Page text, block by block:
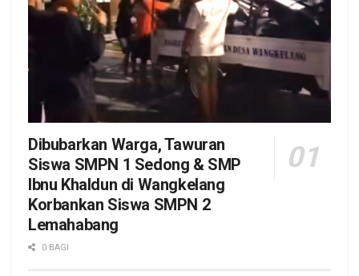
Dibubarkan Warga, Tawuran
Siswa SMPN 1 Sedong & SMP
Ibnu Khaldun di Wangkelang
Korbankan Siswa SMPN 2
Lemahabang
0 BAGI